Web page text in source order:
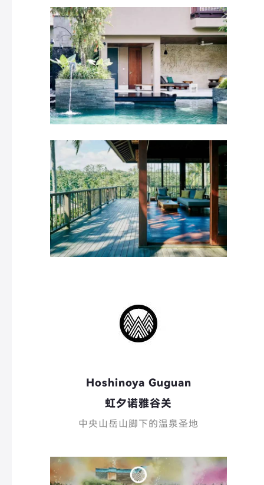
Hoshinoya Guguan
虹夕诺雅谷关
中央山岳山脚下的温泉圣地